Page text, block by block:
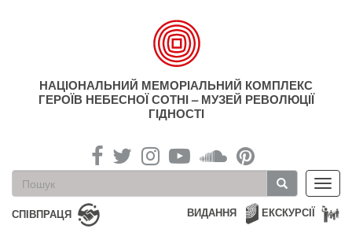
НАЦІОНАЛЬНИЙ МЕМОРІАЛЬНИЙ КОМПЛЕКС
ГЕРОЇВ НЕБЕСНОЇ СОТНІ – МУЗЕЙ РЕВОЛЮЦІЇ
ГІДНОСТІ
Пошукова
форма
Пошук
СПІВПРАЦЯ ЕКСКУРСІЇ
ВИДАННЯ